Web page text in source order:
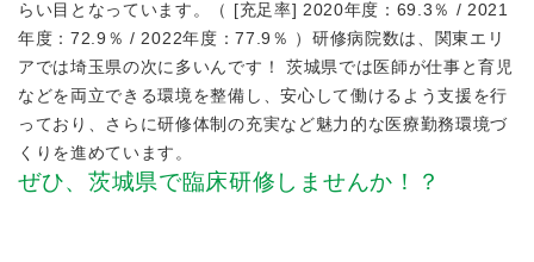
らい目となっています。（ [充足率] 2020年度：69.3％ / 2021
年度：72.9％ / 2022年度：77.9％ ）研修病院数は、関東エリ
アでは埼玉県の次に多いんです！ 茨城県では医師が仕事と育児
などを両立できる環境を整備し、安心して働けるよう支援を行
っており、さらに研修体制の充実など魅力的な医療勤務環境づ
くりを進めています。
ぜひ、茨城県で臨床研修しませんか！？